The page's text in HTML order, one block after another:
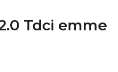
Tdci emme